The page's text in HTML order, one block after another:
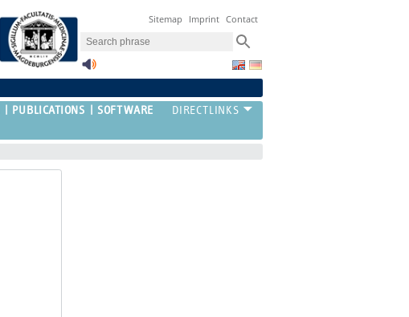
Sitemap Imprint Contact
PUBLICATIONS
SOFTWARE